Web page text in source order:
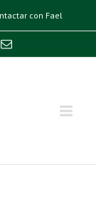
con Fael